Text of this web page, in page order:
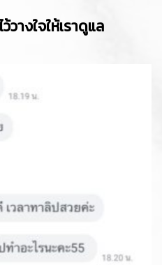
างใจให้เราดูแล